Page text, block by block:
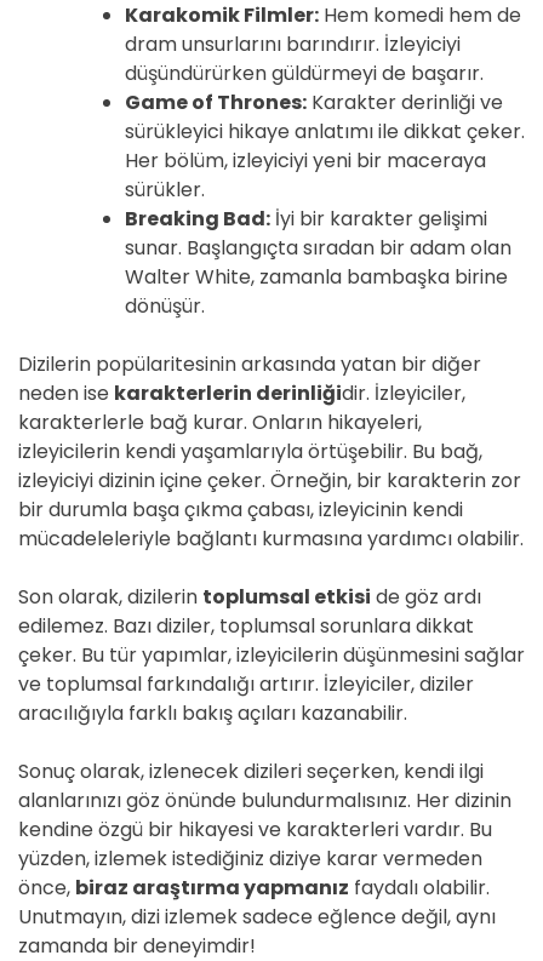
Karakomik Filmler: Hem komedi hem de
dram unsurlarını barındırır. İzleyiciyi
düşündürürken güldürmeyi de başarır.
Game of Thrones: Karakter derinliği ve
sürükleyici hikaye anlatımı ile dikkat çeker.
Her bölüm, izleyiciyi yeni bir maceraya
sürükler.
Breaking Bad: İyi bir karakter gelişimi
sunar. Başlangıçta sıradan bir adam olan
Walter White, zamanla bambaşka birine
dönüşür.
Dizilerin popülaritesinin arkasında yatan bir diğer
neden ise karakterlerin derinliğidir. İzleyiciler,
karakterlerle bağ kurar. Onların hikayeleri,
izleyicilerin kendi yaşamlarıyla örtüşebilir. Bu bağ,
izleyiciyi dizinin içine çeker. Örneğin, bir karakterin zor
bir durumla başa çıkma çabası, izleyicinin kendi
mücadeleleriyle bağlantı kurmasına yardımcı olabilir.
Son olarak, dizilerin toplumsal etkisi de göz ardı
edilemez. Bazı diziler, toplumsal sorunlara dikkat
çeker. Bu tür yapımlar, izleyicilerin düşünmesini sağlar
ve toplumsal farkındalığı artırır. İzleyiciler, diziler
aracılığıyla farklı bakış açıları kazanabilir.
Sonuç olarak, izlenecek dizileri seçerken, kendi ilgi
alanlarınızı göz önünde bulundurmalısınız. Her dizinin
kendine özgü bir hikayesi ve karakterleri vardır. Bu
yüzden, izlemek istediğiniz diziye karar vermeden
önce, biraz araştırma yapmanız faydalı olabilir.
Unutmayın, dizi izlemek sadece eğlence değil, aynı
zamanda bir deneyimdir!